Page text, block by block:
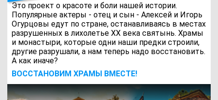
Это проект о красоте и боли нашей истории.
Популярные актеры - отец и сын - Алексей и Игорь
Огурцовы едут по стране, останавливаясь в местах
разрушенных в лихолетье ХХ века святынь. Храмы
и монастыри, которые одни наши предки строили,
другие разрушали, а нам теперь надо восстановить.
А как иначе?
ВОCСТАНОВИМ ХРАМЫ ВМЕСТЕ!